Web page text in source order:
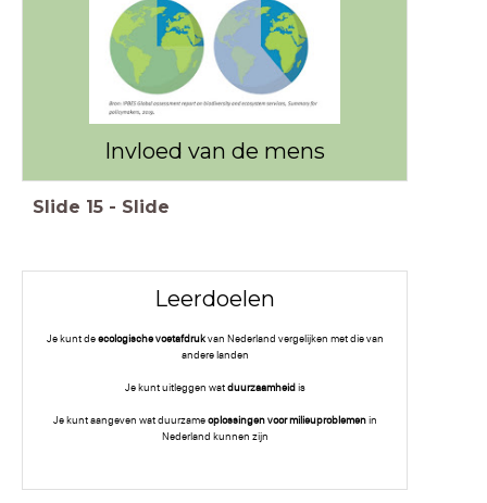
Invloed van de mens
Slide 15 - Slide
Leerdoelen
Je kunt deecologische voetafdrukvan Nederland vergelijken met die van
andere landen
Je kunt uitleggen watduurzaamheidis
Je kunt aangeven wat duurzameoplossingen voor milieuproblemenin
Nederland kunnen zijn